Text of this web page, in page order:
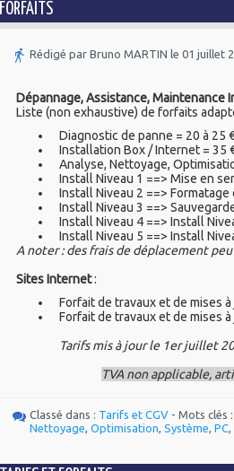
FORFAITS
Rédigé par Bruno MARTIN le 01 juillet
Dépannage, Assistance, Maintenance
Liste (non exhaustive) de forfaits
Diagnostic de panne = 20 à 25
Installation Box / Internet = 35
Analyse, Nettoyage,
Install Niveau 1 ==> Mise en
Install Niveau 2 ==>
Install Niveau 3 ==>
Install Niveau 4 ==> Install
Install Niveau 5 ==> Install
A noter : des frais de déplacement
Sites Internet:
Forfait de travaux et de mises
Forfait de travaux et de mises
Tarifs mis à jour le 1er juillet
TVA non applicable,
Classé dans : Tarifs et CGV - Mots clés :
Nettoyage, Optimisation, Système, PC,